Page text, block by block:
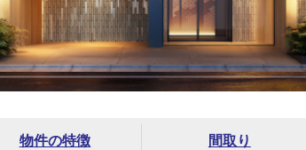
物件の特徴 間取り